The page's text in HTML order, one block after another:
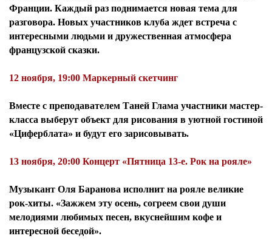
Франции. Каждый раз поднимается новая тема для
разговора. Новых участников клуба ждет встреча с
интересными людьми и дружественная атмосфера
французской сказки.
12 ноября, 19:00 Маркерный скетчинг
Вместе с преподавателем Таней Глама участники мастер-
класса выберут объект для рисования в уютной гостиной
«Циферблата» и будут его зарисовывать.
13 ноября, 20:00 Концерт «Пятница 13-е. Рок на рояле»
Музыкант Оля Баранова исполнит на рояле великие
рок-хиты. «Зажжем эту осень, согреем свои души
мелодиями любимых песен, вкуснейшим кофе и
интересной беседой».